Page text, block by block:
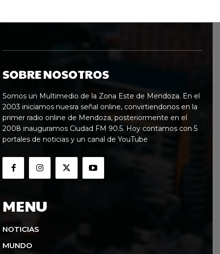
SOBRE NOSOTROS
Somos un Multimedio de la Zona Este de Mendoza. En el
2003 iniciamos nuesra señal online, convirtiendonos en la
primer radio online de Mendoza, posteriormente en el
2008 inauguramos Ciudad FM 90.5. Hoy contamos con 5
portales de noticias y un canal de YouTube
MENU
NOTICIAS
MUNDO